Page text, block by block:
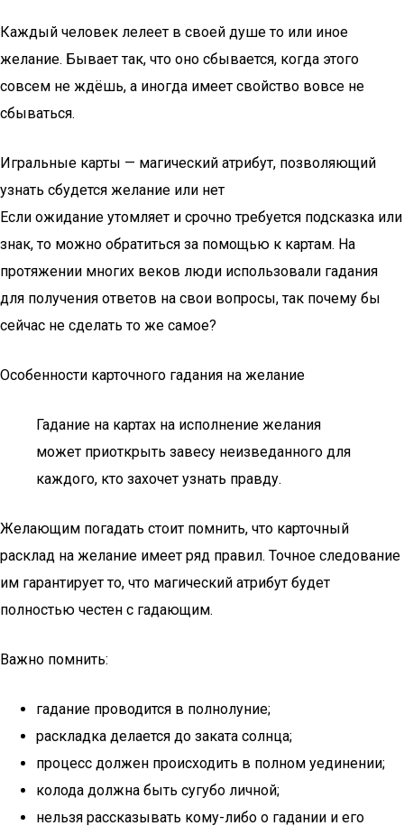
Каждый человек лелеет в своей душе то или иное
желание. Бывает так, что оно сбывается, когда этого
совсем не ждёшь, а иногда имеет свойство вовсе не
сбываться.
Игральные карты — магический атрибут, позволяющий
узнать сбудется желание или нет
Если ожидание утомляет и срочно требуется подсказка или
знак, то можно обратиться за помощью к картам. На
протяжении многих веков люди использовали гадания
для получения ответов на свои вопросы, так почему бы
сейчас не сделать то же самое?
Особенности карточного гадания на желание
Гадание на картах на исполнение желания
может приоткрыть завесу неизведанного для
каждого, кто захочет узнать правду.
Желающим погадать стоит помнить, что карточный
расклад на желание имеет ряд правил. Точное следование
им гарантирует то, что магический атрибут будет
полностью честен с гадающим.
Важно помнить:
гадание проводится в полнолуние;
раскладка делается до заката солнца;
процесс должен происходить в полном уединении;
колода должна быть сугубо личной;
нельзя рассказывать кому-либо о гадании и его